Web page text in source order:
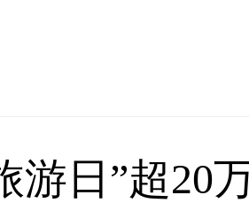
游日”超20